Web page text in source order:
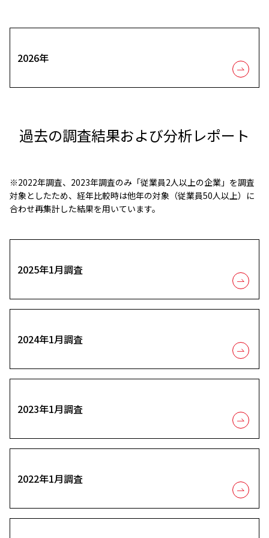
2026年
過去の調査結果および分析レポート
※2022年調査、2023年調査のみ「従業員2人以上の企業」を調査
対象としたため、経年比較時は他年の対象（従業員50人以上）に
合わせ再集計した結果を用いています。
2025年1月調査
2024年1月調査
2023年1月調査
2022年1月調査